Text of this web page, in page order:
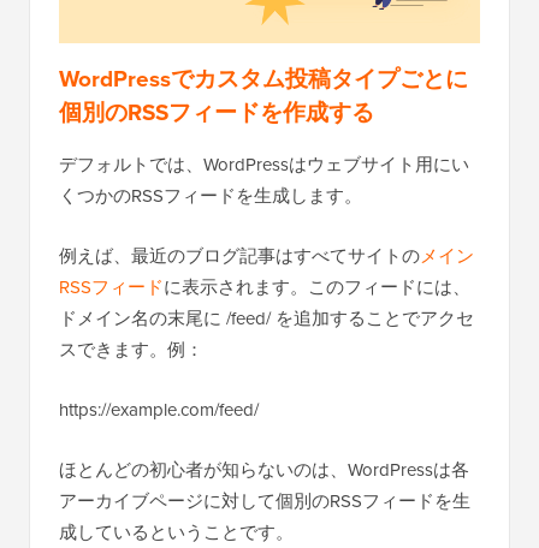
WordPressでカスタム投稿タイプごとに
個別のRSSフィードを作成する
デフォルトでは、WordPressはウェブサイト用にい
くつかのRSSフィードを生成します。
例えば、最近のブログ記事はすべてサイトのメイン
RSSフィードに表示されます。このフィードには、
ドメイン名の末尾に /feed/ を追加することでアクセ
スできます。例：
https://example.com/feed/
ほとんどの初心者が知らないのは、WordPressは各
アーカイブページに対して個別のRSSフィードを生
成しているということです。